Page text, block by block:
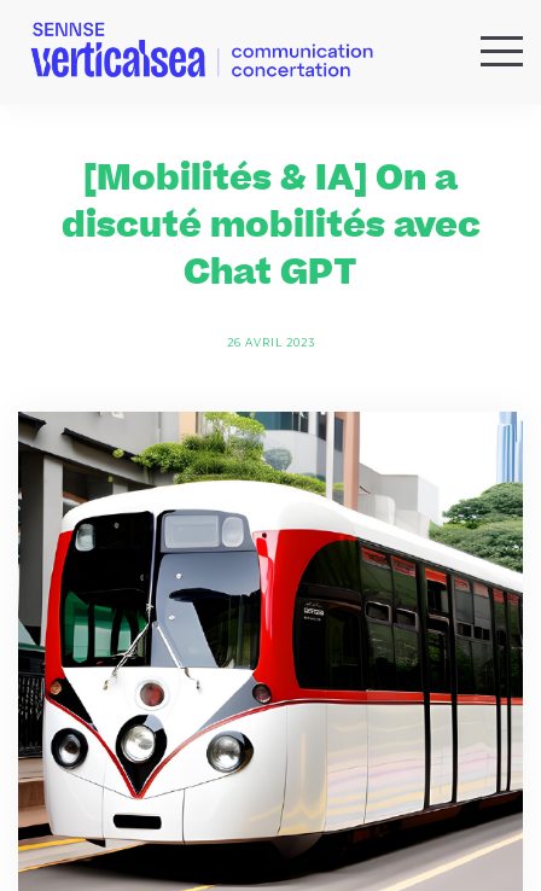
RÉFÉRENCES
ACTUS & IDÉES
[Mobilités & IA] On a
discuté mobilités avec
Chat GPT
26 AVRIL 2023